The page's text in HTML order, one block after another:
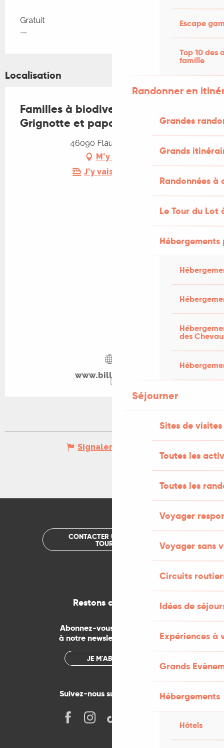
Escape
Top 10 des
famille
Randonner en
Grandes
Grands
Randonnées
Le Tour du Lot
des
Séjourner
Sites de visites
Toutes les
Toutes les
Voyager
Voyager sans
Circuits
Idées de
Expériences à
Grands
Hébergements
Hôtels
Tarifs 2026
Gratuit
—
Localisation
Familles à biodiversité positive
Grignotte et papote
46090 Flaujac-Poujols
M'y rendre
J'y vais en train !
www.billetweb.fr
Signaler une erreur
CONTACTER UN OFFICE DE
TOURISME
Restons connectés
Abonnez-vous gratuitement
à notre newsletter mensuelle
JE M'ABONNE
Suivez-nous sur les réseaux !